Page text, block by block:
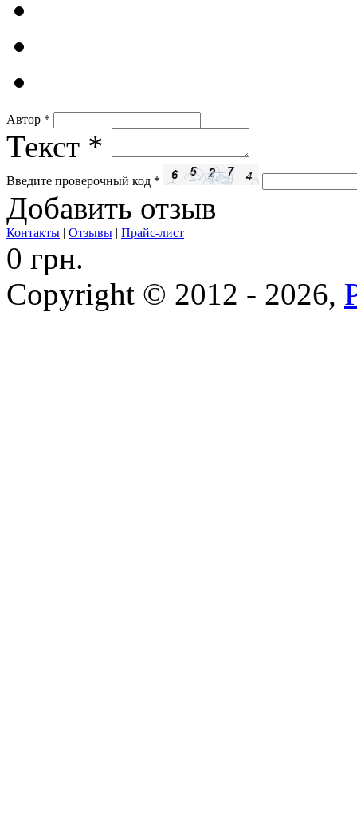
Автор *
Текст *
Введите проверочный код *
Добавить отзыв
Контакты | Отзывы | Прайс-лист
0 грн.
Copyright © 2012 - 2026,